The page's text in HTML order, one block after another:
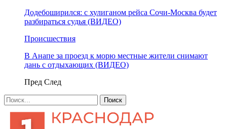
Додебоширился: с хулиганом рейса Сочи-Москва будет
разбираться судья (ВИДЕО)
Происшествия
В Анапе за проезд к морю местные жители снимают
дань с отдыхающих (ВИДЕО)
Пред След